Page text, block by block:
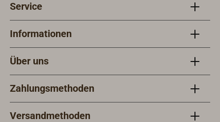
Service
Informationen
Über uns
Zahlungsmethoden
Versandmethoden